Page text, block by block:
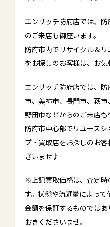
エンリッチ防府店では、
のご来店も御座います。
防府市内でリサイクル＆リ
をお探しのお客様は、お気
エンリッチ防府店では、
市、美祢市、長門市、萩
野田市などからのご来店も
防府市中心部でリユース
プ・買取店をお探しのお
さいませ♪
※上記買取価格は、査定時
す。状態や流通量によっ
金額を保証するものでは
おきくださいませ。